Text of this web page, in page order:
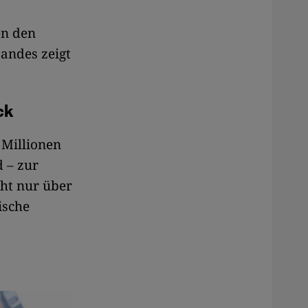
den
zeigt
Millionen
– zur
nur über